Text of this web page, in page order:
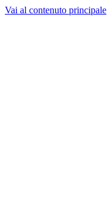
Vai al contenuto principale